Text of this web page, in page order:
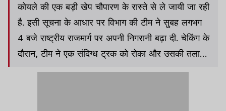
कोयले की एक बड़ी खेप चौपारण के रास्ते से ले जायी जा रही
है. इसी सूचना के आधार पर विभाग की टीम ने सुबह लगभग
4 बजे राष्ट्रीय राजमार्ग पर अपनी निगरानी बढ़ा दी. चेकिंग के
दौरान, टीम ने एक संदिग्ध ट्रक को रोका और उसकी तलाशी